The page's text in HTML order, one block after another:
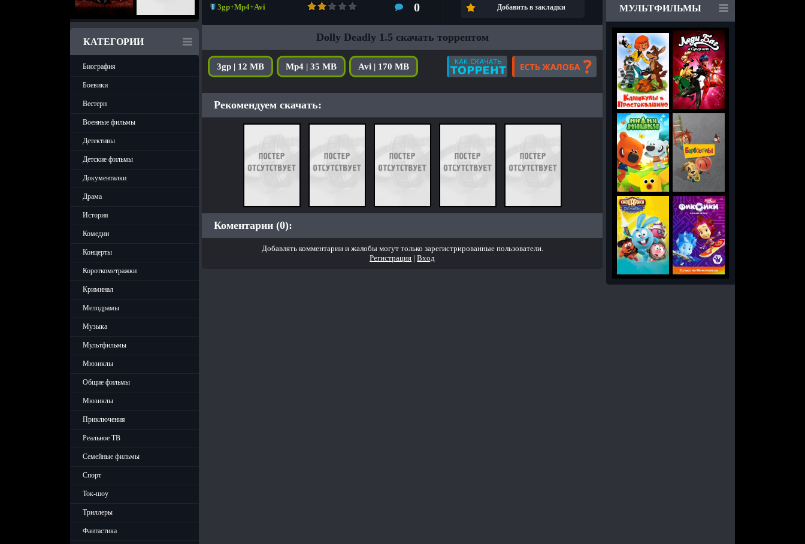
КАТЕГОРИИ
Биография
Боевики
Вестерн
Военные фильмы
Детективы
Детские фильмы
Документалки
Драма
История
Комедии
Концерты
Короткометражки
Криминал
Мелодрамы
Музыка
Мультфильмы
Мюзиклы
Общие фильмы
Мюзиклы
Приключения
Реальное ТВ
Семейные фильмы
Спорт
Ток-шоу
Триллеры
Фантастика
3gp+Mp4+Avi 0 Добавить в закладки
Dolly Deadly 1.5 скачать торрентом
3gp | 12 MB Mp4 | 35 MB Avi | 170 MB
Рекомендуем скачать:
Коментарии (0):
Добавлять комментарии и жалобы могут только зарегистрированные пользователи.
Регистрация |Вход
МУЛЬТФИЛЬМЫ